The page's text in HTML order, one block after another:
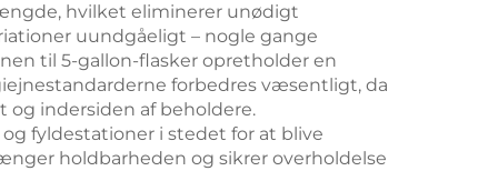
hvilket eliminerer unødigt
uundgåeligt – nogle gange
til 5-gallon-flasker opretholder en
forbedres væsentligt, da
indersiden af beholdere.
fyldestationer i stedet for at blive
holdbarheden og sikrer overholdelse